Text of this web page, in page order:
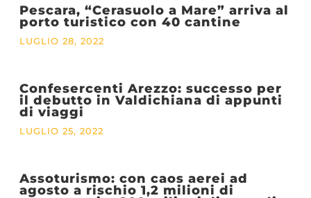
Pescara, “Cerasuolo a Mare” arriva al
porto turistico con 40 cantine
LUGLIO 28, 2022
Confesercenti Arezzo: successo per
il debutto in Valdichiana di appunti
di viaggi
LUGLIO 25, 2022
Assoturismo: con caos aerei ad
agosto a rischio 1,2 milioni di